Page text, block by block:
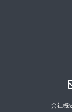
会社概